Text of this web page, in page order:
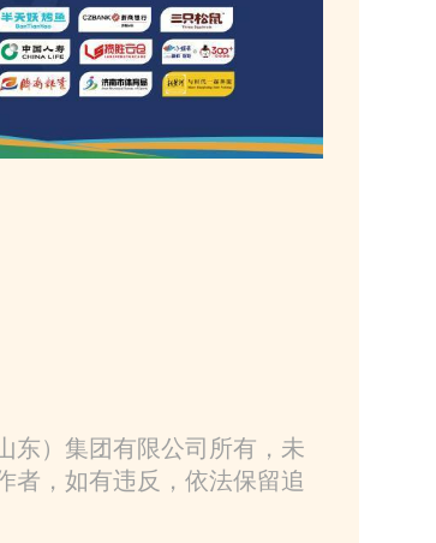
东）集团有限公司所有，未
者，如有违反，依法保留追